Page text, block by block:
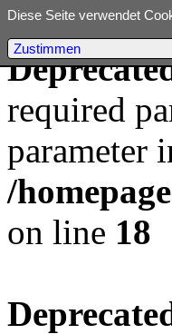
required
parameter
/
on line 18
Diese Seite verwendet
Zustimmen